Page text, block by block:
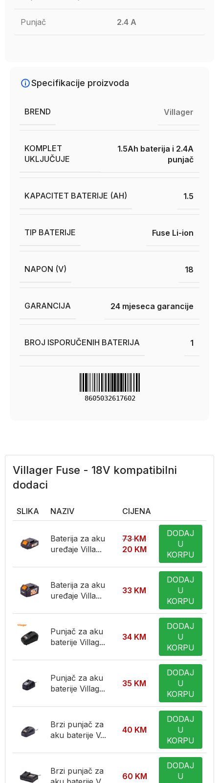
Punjač 2.4 A
Specifikacije proizvoda
BREND Villager
KOMPLET
UKLJUČUJE
1.5Ah baterija i 2.4A
punjač
KAPACITET BATERIJE (AH) 1.5
TIP BATERIJE Fuse Li-ion
NAPON (V) 18
GARANCIJA 24 mjeseca garancije
BROJ ISPORUČENIH BATERIJA 1
8605032617602
Villager Fuse - 18V kompatibilni
dodaci
SLIKA NAZIV CIJENA
Baterija za aku
uređaje Villa...
73KM
20 KM
DODAJ
U
KORPU
Baterija za aku
uređaje Villa...
33 KM
DODAJ
U
KORPU
Punjač za aku
baterije Villag...
34 KM
DODAJ
U
KORPU
Punjač za aku
baterije Villag...
35 KM
DODAJ
U
KORPU
Brzi punjač za
aku baterije V...
40 KM
DODAJ
U
KORPU
Brzi punjač za
60 KM
DODAJ
U